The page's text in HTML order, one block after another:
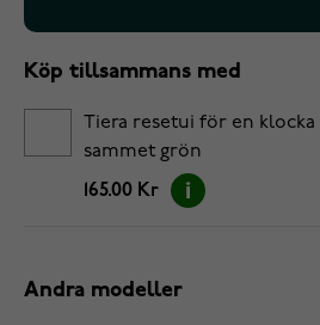
Köp tillsammans med
Tiera resetui för en klocka
sammet grön
165.00 Kr
Andra modeller